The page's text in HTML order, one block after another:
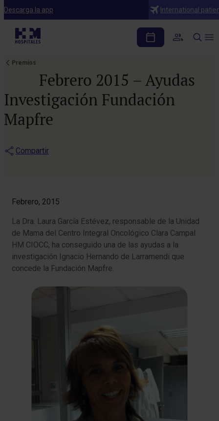
Descarga la app International
Premios
Febrero 2015 – Ayudas
Investigación Fundación
Mapfre
Compartir
Febrero, 2015
La Dra. Laura García Estévez, responsable de la Unidad
de Mama del Centro Integral Oncológico Clara Campal
HM CIOCC, ha conseguido una de las ayudas a la
investigación Ignacio Hernando de Larramendi que
concede la Fundación Mapfre.